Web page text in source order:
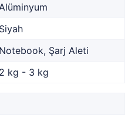
Alüminyum
Siyah
Notebook, Şarj Aleti
2 kg - 3 kg